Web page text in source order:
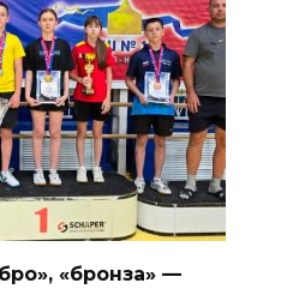
«бронза» —